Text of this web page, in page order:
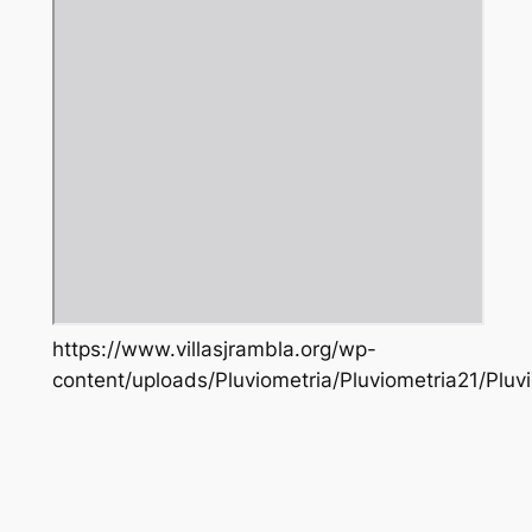
https://www.villasjrambla.org/wp-
content/uploads/Pluviometria/Pluviometria21/